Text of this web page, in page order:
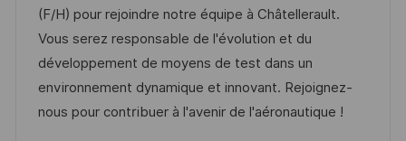
l
i
s
a
t
d
’
a
f
f
é
r
e
n
c
é
g
o
r
i
(F/H) pour rejoindre notre équipe à Châtellerault.
Vous serez responsable de l'évolution et du
développement de moyens de test dans un
environnement dynamique et innovant. Rejoignez-
nous pour contribuer à l'avenir de l'aéronautique !